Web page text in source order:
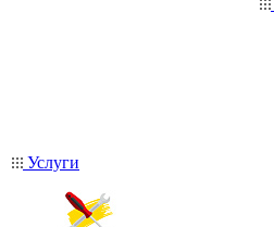
Услуги